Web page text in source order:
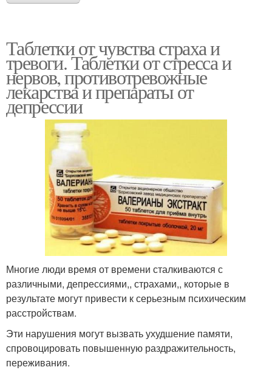
Таблетки от чувства страха и
тревоги. Таблетки от стресса и
нервов, противотревожные
лекарства и препараты от
депрессии
Многие люди время от времени сталкиваются с
различными, депрессиями,, страхами,, которые в
результате могут привести к серьезным психическим
расстройствам.
Эти нарушения могут вызвать ухудшение памяти,
спровоцировать повышенную раздражительность,
переживания.